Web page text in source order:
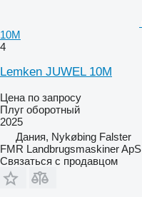
10M
4
Lemken JUWEL 10M
Цена по запросу
Плуг оборотный
2025
Дания, Nykøbing Falster
FMR Landbrugsmaskiner ApS
Связаться с продавцом